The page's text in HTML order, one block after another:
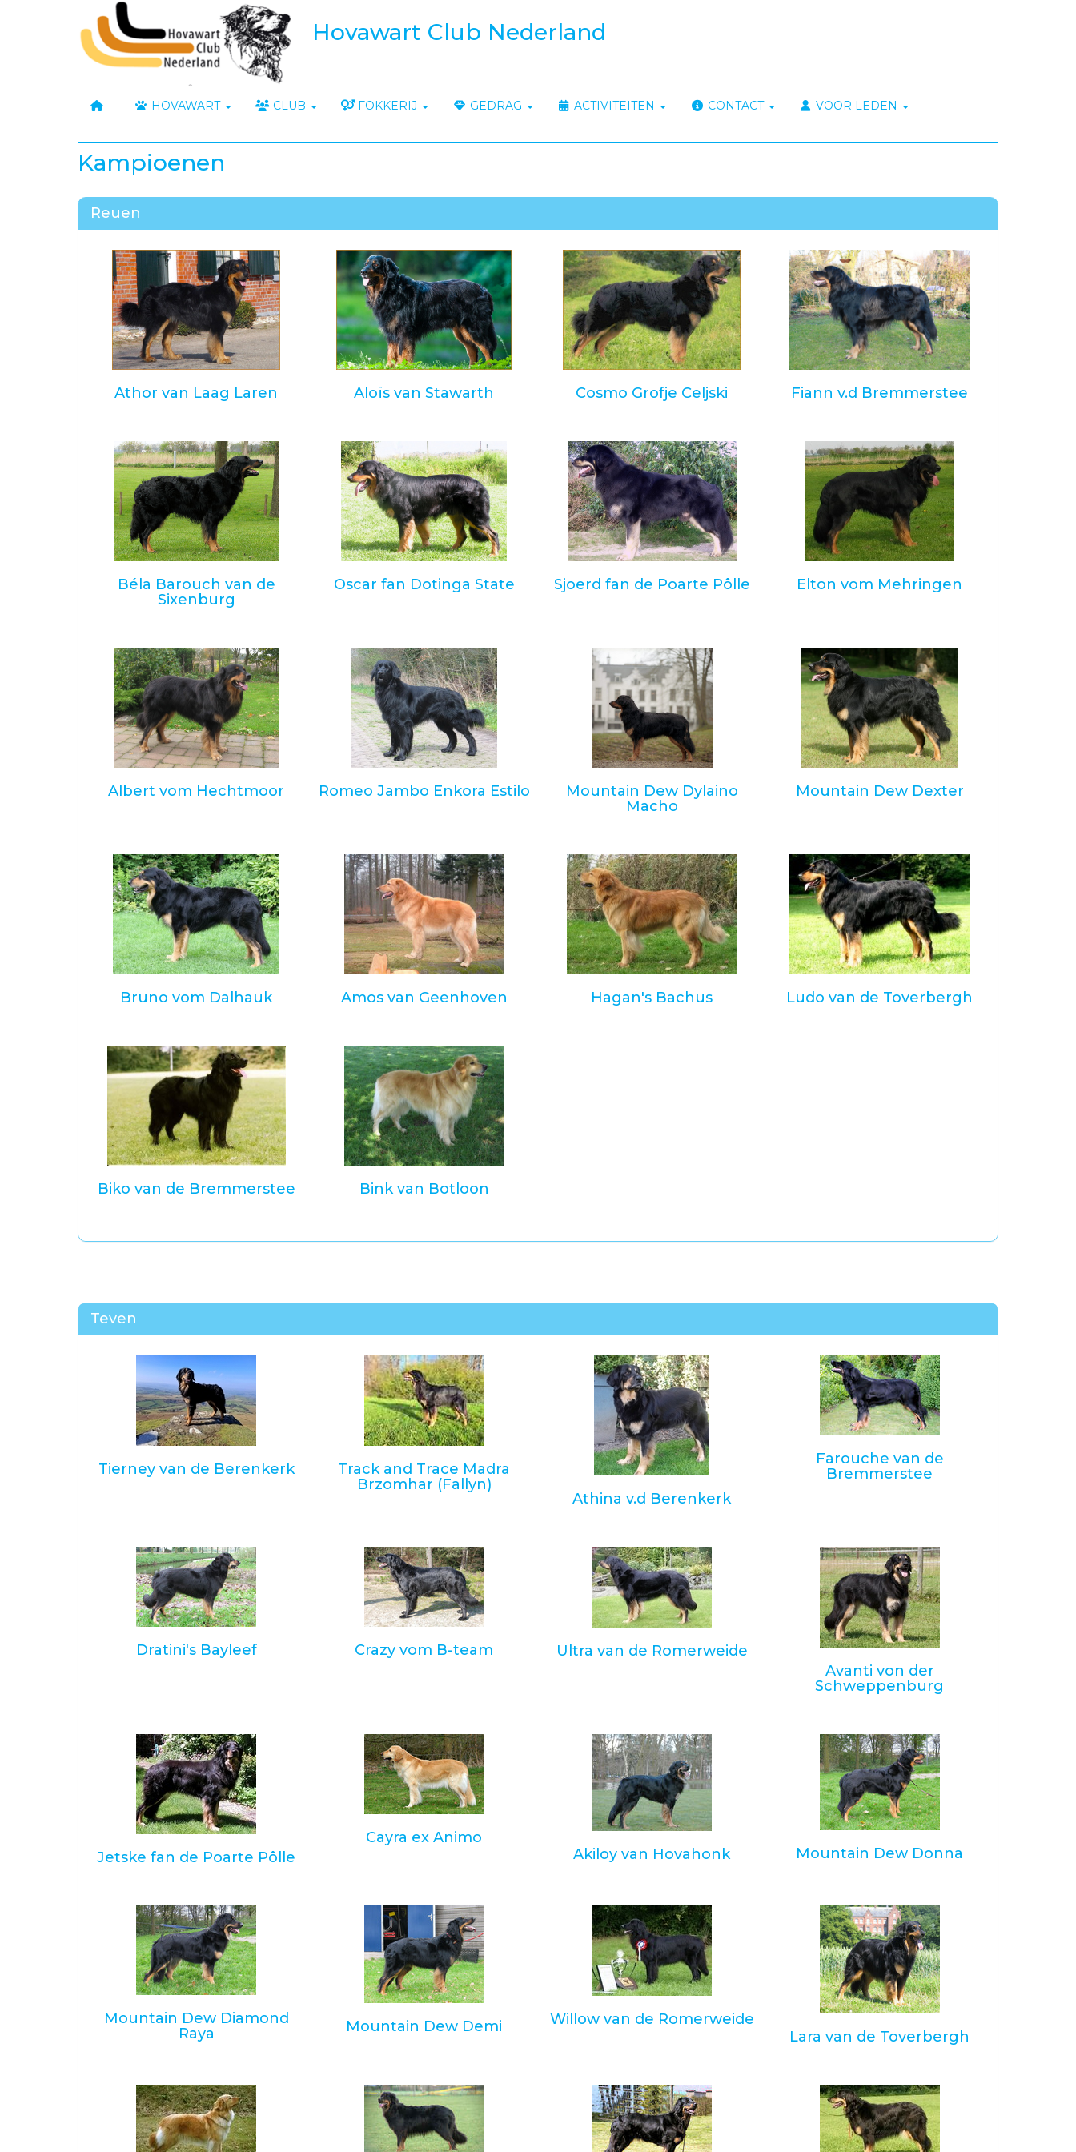
Hovawart Club Nederland
HOVAWART CLUB FOKKERIJ GEDRAG ACTIVITEITEN CONTACT VOOR LEDEN
Kampioenen
Reuen
Athor van Laag Laren Aloïs van Stawarth Cosmo Grofje Celjski Fiann v.d Bremmerstee
Béla Barouch van de
Sixenburg
Oscar fan Dotinga State Sjoerd fan de Poarte Pôlle Elton vom Mehringen
Albert vom Hechtmoor Romeo Jambo Enkora Estilo
Mountain Dew Dylaino
Macho
Mountain Dew Dexter
Bruno vom Dalhauk Amos van Geenhoven Hagan's Bachus Ludo van de Toverbergh
Biko van de Bremmerstee Bink van Botloon
Teven
Tierney van de Berenkerk
Track and Trace Madra
Brzomhar (Fallyn)
Athina v.d Berenkerk
Farouche van de
Bremmerstee
Dratini's Bayleef Crazy vom B-team
Ultra van de Romerweide
Avanti von der
Schweppenburg
Jetske fan de Poarte Pôlle
Cayra ex Animo
Akiloy van Hovahonk
Mountain Dew Donna
Mountain Dew Diamond
Raya
Mountain Dew Demi
Willow van de Romerweide
Lara van de Toverbergh